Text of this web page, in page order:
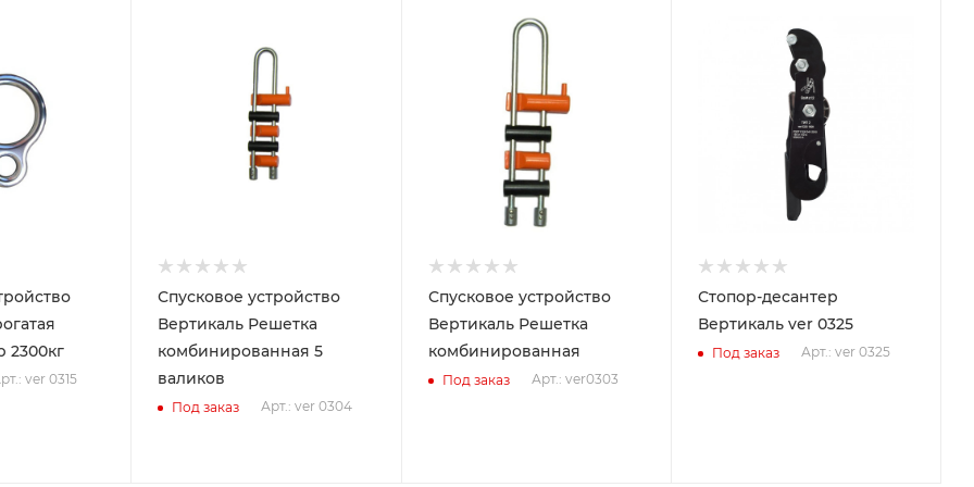
2300кг
ver 0315
Спусковое устройство
Вертикаль Решетка
комбинированная 5
валиков
Под заказ Арт.: ver 0304
Спусковое устройство
Вертикаль Решетка
комбинированная
Под заказ Арт.: ver0303
Стопор-десантер
Вертикаль ver 0325
Под заказ Арт.: ver 0325